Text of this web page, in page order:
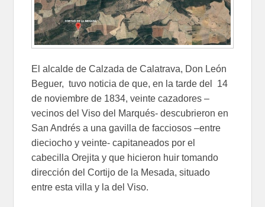
El alcalde de Calzada de Calatrava, Don León
Beguer, tuvo noticia de que, en la tarde del 14
de noviembre de 1834, veinte cazadores –
vecinos del Viso del Marqués- descubrieron en
San Andrés a una gavilla de facciosos –entre
dieciocho y veinte- capitaneados por el
cabecilla Orejita y que hicieron huir tomando
dirección del Cortijo de la Mesada, situado
entre esta villa y la del Viso.